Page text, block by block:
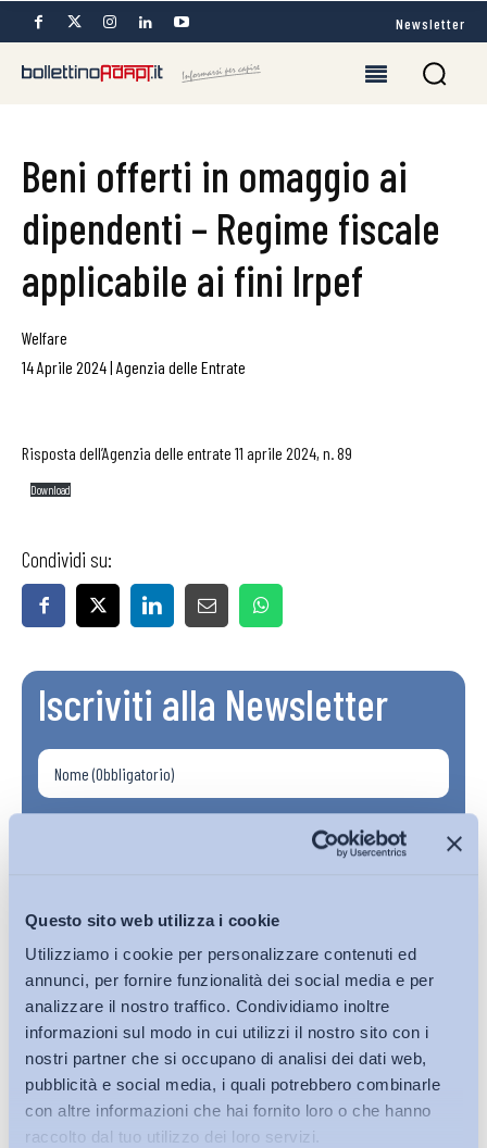
Questo sito web utilizza i cookie
Utilizziamo i cookie per personalizzare contenuti ed
annunci, per fornire funzionalità dei social media e per
analizzare il nostro traffico. Condividiamo inoltre
informazioni sul modo in cui utilizzi il nostro sito con i
nostri partner che si occupano di analisi dei dati web,
pubblicità e social media, i quali potrebbero combinarle
con altre informazioni che hai fornito loro o che hanno
raccolto dal tuo utilizzo dei loro servizi.
Newsletter
Beni offerti in omaggio ai
dipendenti – Regime fiscale
applicabile ai fini Irpef
Welfare
14 Aprile 2024| Agenzia delle Entrate
Risposta dell’Agenzia delle entrate 11 aprile 2024, n. 89
Download
Condividi su:
Iscriviti alla Newsletter